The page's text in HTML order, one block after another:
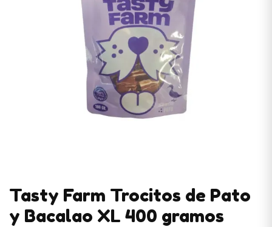
Tasty Farm Trocitos de Pato
y Bacalao XL 400 gramos